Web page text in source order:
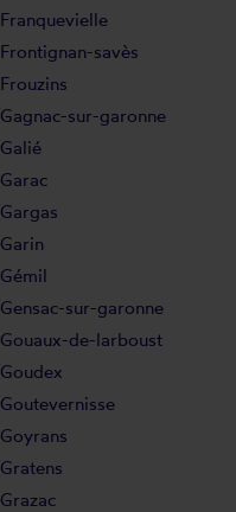
Franquevielle
Frontignan-savès
Frouzins
Gagnac-sur-garonne
Galié
Garac
Gargas
Garin
Gémil
Gensac-sur-garonne
Gouaux-de-larboust
Goudex
Goutevernisse
Goyrans
Gratens
Grazac